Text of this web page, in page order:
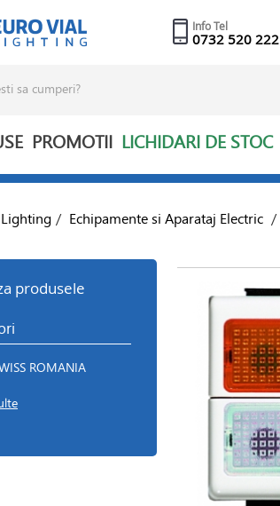
Info Tel
0732 520 222
PROMOTII LICHIDARI DE STOC
/ Echipamente si Aparataj Electric /
produsele
ROMANIA